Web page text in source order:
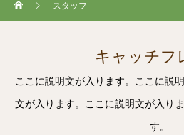
スタッフ
キャッチフ
ここに説明文が入ります。ここに説
文が入ります。ここに説明文が入り
す。